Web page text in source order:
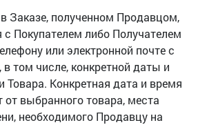
Заказе, полученном Продавцом,
с Покупателем либо Получателем
или электронной почте с
том числе, конкретной даты и
Товара. Конкретная дата и время
от выбранного товара, места
необходимого Продавцу на